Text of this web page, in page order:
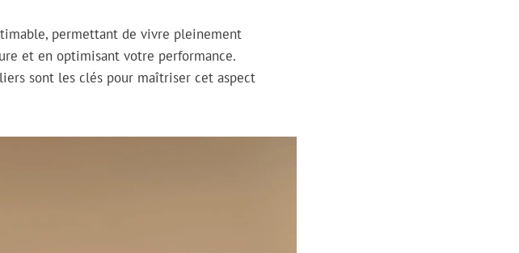
permettant de vivre pleinement
et en optimisant votre performance.
sont les clés pour maîtriser cet aspect